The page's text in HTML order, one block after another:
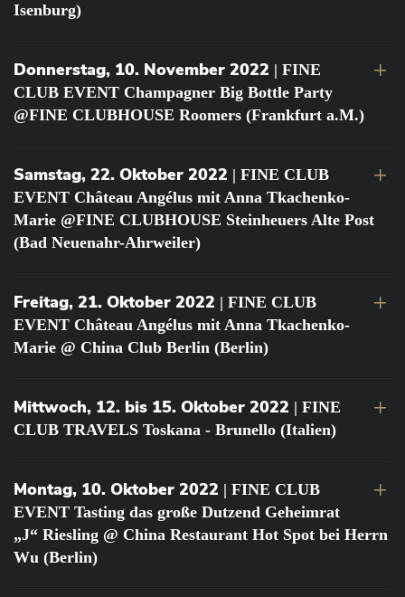
Isenburg)
Donnerstag, 10. November 2022 | FINE
CLUB EVENT Champagner Big Bottle Party
@FINE CLUBHOUSE Roomers (Frankfurt a.M.)
Samstag, 22. Oktober 2022 | FINE CLUB
EVENT Château Angélus mit Anna Tkachenko-
Marie @FINE CLUBHOUSE Steinheuers Alte Post
(Bad Neuenahr-Ahrweiler)
Freitag, 21. Oktober 2022 | FINE CLUB
EVENT Château Angélus mit Anna Tkachenko-
Marie @ China Club Berlin (Berlin)
Mittwoch, 12. bis 15. Oktober 2022 | FINE
CLUB TRAVELS Toskana - Brunello (Italien)
Montag, 10. Oktober 2022 | FINE CLUB
EVENT Tasting das große Dutzend Geheimrat
„J“ Riesling @ China Restaurant Hot Spot bei Herrn
Wu (Berlin)